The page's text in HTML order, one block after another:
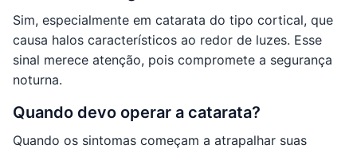
Sim, especialmente em catarata do tipo cortical, que
causa halos característicos ao redor de luzes. Esse
sinal merece atenção, pois compromete a segurança
noturna.
Quando devo operar a catarata?
Quando os sintomas começam a atrapalhar suas